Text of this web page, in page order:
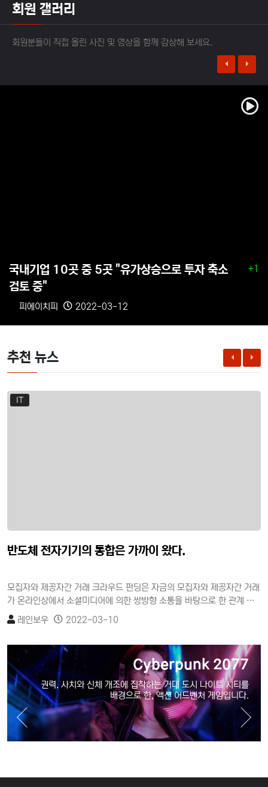
회원 갤러리
회원분들이 직접 올린 사진 및 영상을 함께 감상해 보세요.
국내기업 10곳 중 5곳 "유가상승으로 투자 축소
검토 중"
+1
피에이치피 2022-03-12
추천 뉴스
IT
반도체 전자기기의 통합은 가까이 왔다.
모집자와 제공자간 거래 크라우드 펀딩은 자금의 모집자와 제공자간 거래
가 온라인상에서 소셜미디어에 의한 쌍방향 소통을 바탕으로 한 관계 지
향적이고 집단 기능적 속성을 가진 소셜펀딩이다. 자금제공자의 이익추구
목적에 따라 투자형과 비투자형으로 구분할 수 있으며, 비투자형은 단순
형(reward)이 있고, 투자형은 개인 간의 대출형(lending)과 증권을 매개
로 한 지분투자형(equity)이 있다.
레인보우 2022-03-10
Cyberpunk 2077
권력, 사치와 신체 개조에 집착하는 거대 도시 나이트 시티를
배경으로 한, 액션 어드벤처 게임입니다.